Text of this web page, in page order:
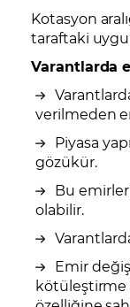
Kotasyon
taraftaki
Varantlarda
verilmeden
Piyasa
gözükür.
Bu
olabilir.
Emir
kötüleştirme